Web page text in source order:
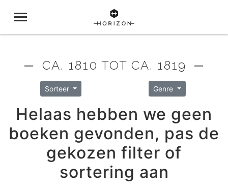
─ CA. 1810 TOT CA. 1819 ─
Sorteer Genre
Helaas hebben we geen
boeken gevonden, pas de
gekozen filter of
sortering aan